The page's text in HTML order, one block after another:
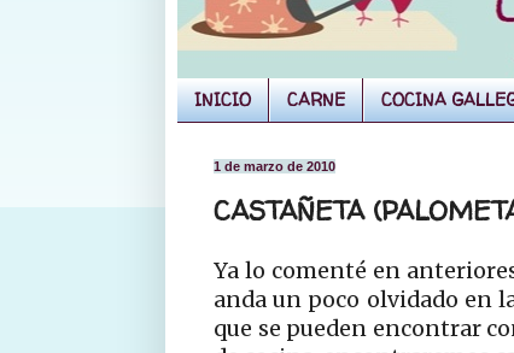
INICIO CARNE COCINA
1 de marzo de 2010
CASTAÑETA
Ya lo comenté en
anda un poco olvidado en
que se pueden encontrar